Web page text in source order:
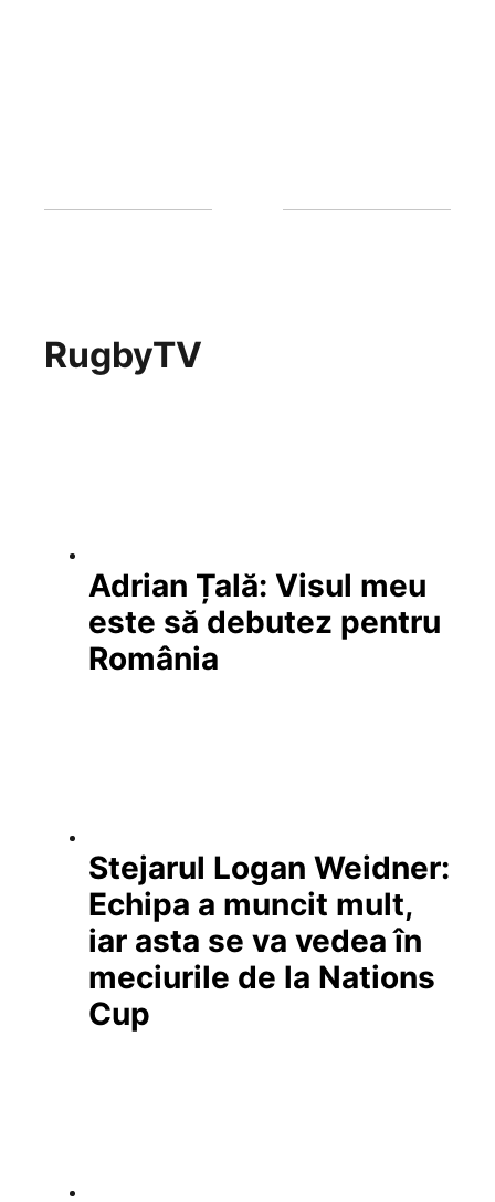
RugbyTV
Adrian Țală: Visul meu
este să debutez pentru
România
Stejarul Logan Weidner:
Echipa a muncit mult,
iar asta se va vedea în
meciurile de la Nations
Cup